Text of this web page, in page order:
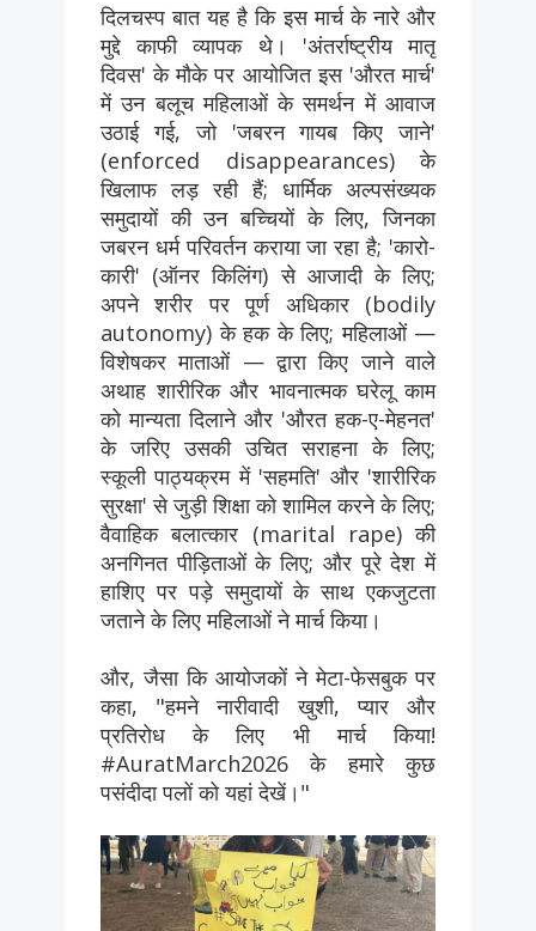
दिलचस्प बात यह है कि इस मार्च के नारे और
मुद्दे काफी व्यापक थे। 'अंतर्राष्ट्रीय मातृ
दिवस' के मौके पर आयोजित इस 'औरत मार्च'
में उन बलूच महिलाओं के समर्थन में आवाज
उठाई गई, जो 'जबरन गायब किए जाने'
(enforced disappearances) के
खिलाफ लड़ रही हैं; धार्मिक अल्पसंख्यक
समुदायों की उन बच्चियों के लिए, जिनका
जबरन धर्म परिवर्तन कराया जा रहा है; 'कारो-
कारी' (ऑनर किलिंग) से आजादी के लिए;
अपने शरीर पर पूर्ण अधिकार (bodily
autonomy) के हक के लिए; महिलाओं —
विशेषकर माताओं — द्वारा किए जाने वाले
अथाह शारीरिक और भावनात्मक घरेलू काम
को मान्यता दिलाने और 'औरत हक-ए-मेहनत'
के जरिए उसकी उचित सराहना के लिए;
स्कूली पाठ्यक्रम में 'सहमति' और 'शारीरिक
सुरक्षा' से जुड़ी शिक्षा को शामिल करने के लिए;
वैवाहिक बलात्कार (marital rape) की
अनगिनत पीड़िताओं के लिए; और पूरे देश में
हाशिए पर पड़े समुदायों के साथ एकजुटता
जताने के लिए महिलाओं ने मार्च किया।
और, जैसा कि आयोजकों ने मेटा-फेसबुक पर
कहा, "हमने नारीवादी खुशी, प्यार और
प्रतिरोध के लिए भी मार्च किया!
#AuratMarch2026 के हमारे कुछ
पसंदीदा पलों को यहां देखें।"